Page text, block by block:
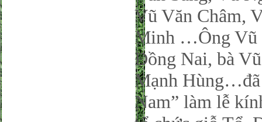
Vũ Văn Châm,
Minh …Ông Vũ
Đồng Nai, bà
Mạnh Hùng…đã
Nam” làm lễ